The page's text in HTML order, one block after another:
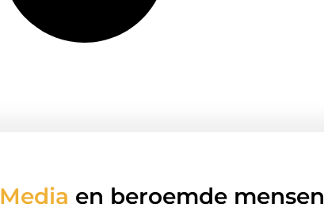
Media en beroemde mensen